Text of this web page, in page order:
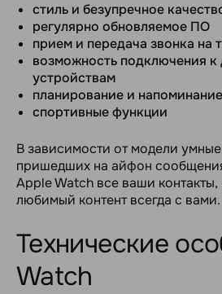
стиль и безупречное
регулярно обновляемое ПО
прием и передача звонка на
возможность подключения
устройствам
планирование и
спортивные функции
В зависимости от модели
пришедших на айфон
Apple Watch все ваши
любимый контент всегда с вами.
Технические
Watch